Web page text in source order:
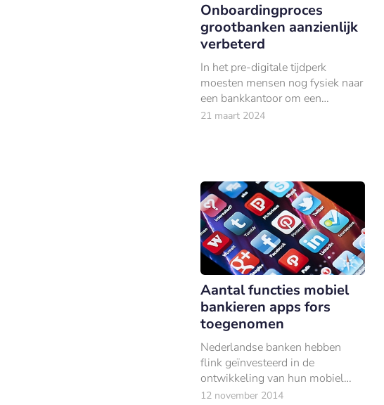
Onboardingproces
grootbanken aanzienlijk
verbeterd
In het pre-digitale tijdperk
moesten mensen nog fysiek naar
een bankkantoor om een
rekening te openen; vandaag de
21 maart 2024
Aantal functies mobiel
bankieren apps fors
toegenomen
Nederlandse banken hebben
flink geïnvesteerd in de
ontwikkeling van hun mobiel
bankieren apps. Niet eerder
12 november 2014